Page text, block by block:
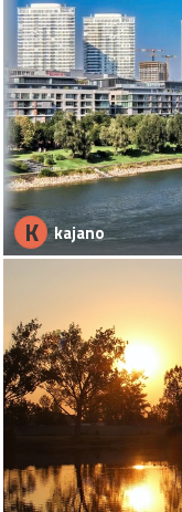
K kajano